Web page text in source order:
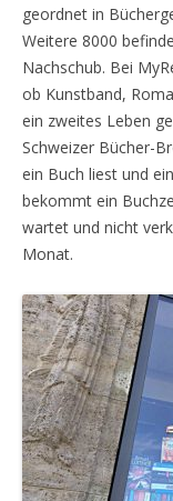
geordnet in
Weitere 8000
Nachschub. Bei
ob Kunstband,
ein zweites Leben
Schweizer Bücher-
ein Buch liest und
bekommt ein
wartet und nicht
Monat.